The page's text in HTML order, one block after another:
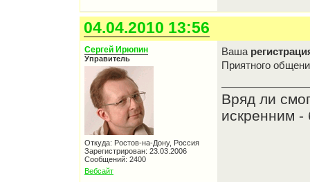
04.04.2010 13:56
Сергей Ирюпин
Управитель
Откуда: Ростов-на-Дону, Россия
Зарегистрирован: 23.03.2006
Сообщений: 2400
Вебсайт
Ваша
Приятного
Вряд ли
искренним -